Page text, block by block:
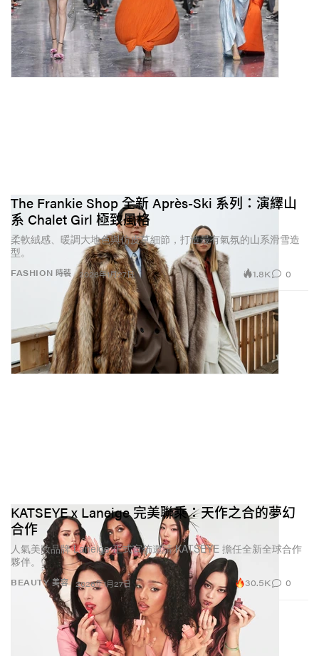
FASHION 時裝
The Frankie Shop 全新 Après-Ski 系列：演繹山
系 Chalet Girl 極致風格
柔軟絨感、暖調大地色與仿皮草細節，打造最有氣氛的山系滑雪造
型。
2026年1月27日 1.8K 0
BEAUTY 美容
KATSEYE x Laneige 完美聯乘：天作之合的夢幻
合作
人氣美妝品牌 Laneige 正式宣佈邀請 KATSEYE 擔任全新全球合作
夥伴。
2026年1月27日 30.5K 0